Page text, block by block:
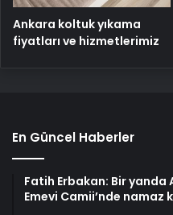
Ankara koltuk yıkama
fiyatları ve hizmetlerimiz
En Güncel Haberler
Fatih Erbakan: Bir yanda
Emevi Camii’nde namaz